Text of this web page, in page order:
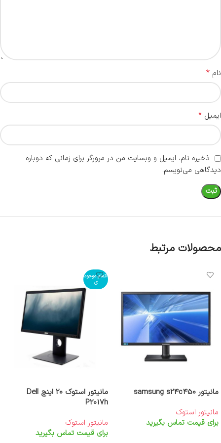
نام *
ایمیل *
ذخیره نام، ایمیل و وبسایت من در مرورگر برای زمانی که دوباره
دیدگاهی می‌نویسم.
محصولات مرتبط
مانیتور samsung s24c450
مانیتور استوک
برای قیمت تماس بگیرید
اتمام موجود
ی
مانیتور استوک 20 اینچ Dell
P2017h
مانیتور استوک
برای قیمت تماس بگیرید